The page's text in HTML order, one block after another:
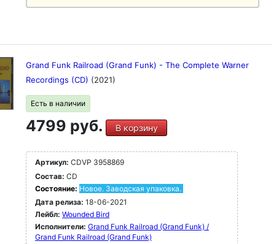
Grand Funk Railroad (Grand Funk) - The Complete Warner
Recordings (CD) (2021)
Есть в наличии
4799 руб. В корзину
Артикул: CDVP 3958869
Состав: CD
Состояние: Новое. Заводская упаковка.
Дата релиза: 18-06-2021
Лейбл: Wounded Bird
Исполнители: Grand Funk Railroad (Grand Funk) /
Grand Funk Railroad (Grand Funk)